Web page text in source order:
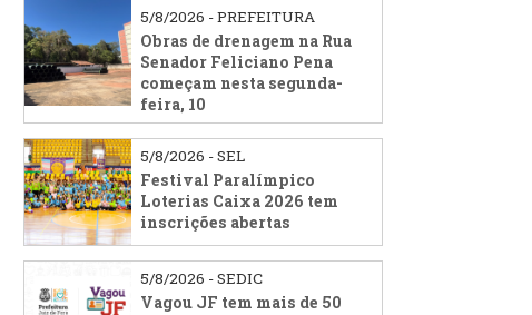
5/8/2026 - PREFEITURA
Obras de drenagem na Rua
Senador Feliciano Pena
começam nesta segunda-
feira, 10
5/8/2026 - SEL
Festival Paralímpico
Loterias Caixa 2026 tem
inscrições abertas
5/8/2026 - SEDIC
Vagou JF tem mais de 50